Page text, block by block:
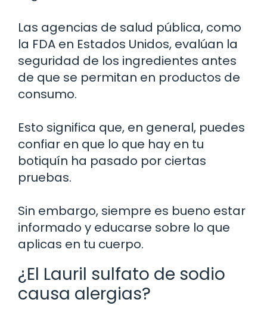
Las agencias de salud pública, como
la FDA en Estados Unidos, evalúan la
seguridad de los ingredientes antes
de que se permitan en productos de
consumo.
Esto significa que, en general, puedes
confiar en que lo que hay en tu
botiquín ha pasado por ciertas
pruebas.
Sin embargo, siempre es bueno estar
informado y educarse sobre lo que
aplicas en tu cuerpo.
¿El Lauril sulfato de sodio
causa alergias?